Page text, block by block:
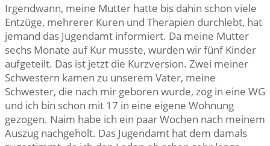
Irgendwann, meine Mutter hatte bis dahin schon viele
Entzüge, mehrerer Kuren und Therapien durchlebt, hat
jemand das Jugendamt informiert. Da meine Mutter
sechs Monate auf Kur musste, wurden wir fünf Kinder
aufgeteilt. Das ist jetzt die Kurzversion. Zwei meiner
Schwestern kamen zu unserem Vater, meine
Schwester, die nach mir geboren wurde, zog in eine WG
und ich bin schon mit 17 in eine eigene Wohnung
gezogen. Naim habe ich ein paar Wochen nach meinem
Auszug nachgeholt. Das Jugendamt hat dem damals